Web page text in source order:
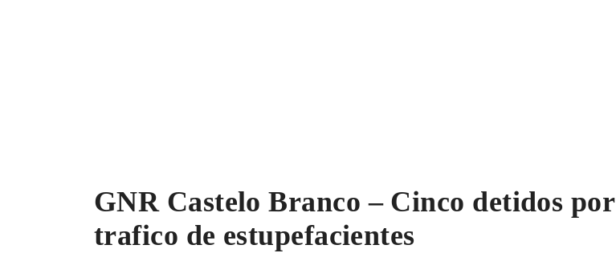
GNR Castelo Branco – Cinco detidos por
trafico de estupefacientes